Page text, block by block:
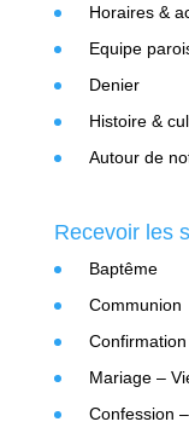
Horaires &
Equipe
Denier
Histoire &
Autour de
Recevoir les
Baptême
Communion
Confirmation
Mariage –
Confession